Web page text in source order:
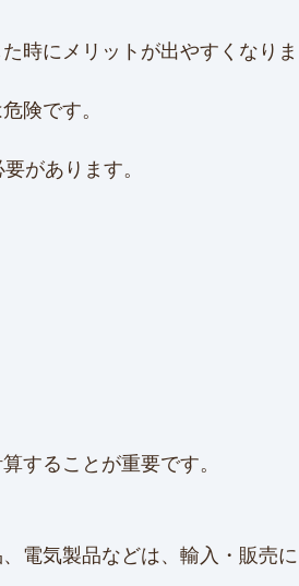
時にメリットが出やすくなりま
険です。
があります。
することが重要です。
電気製品などは、輸入・販売に